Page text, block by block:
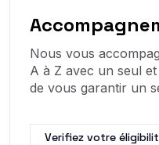
Nous vous
A à Z avec un seul
de vous garantir un
Verifiez votre